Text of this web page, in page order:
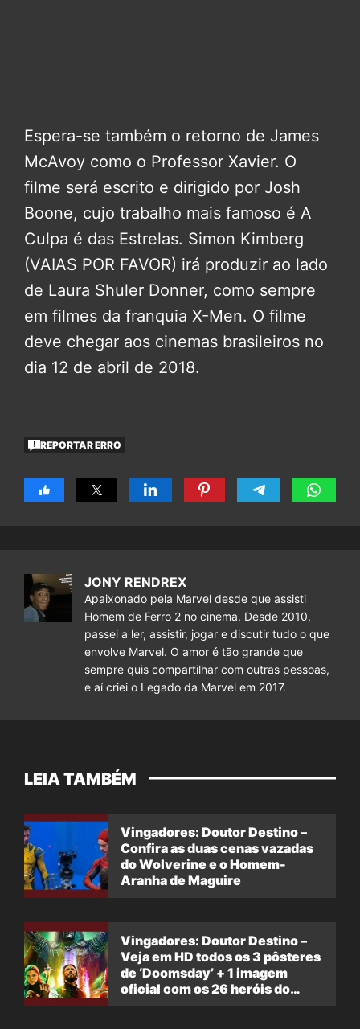
Espera-se também o retorno de James
McAvoy como o Professor Xavier. O
filme será escrito e dirigido por Josh
Boone, cujo trabalho mais famoso é A
Culpa é das Estrelas. Simon Kimberg
(VAIAS POR FAVOR) irá produzir ao lado
de Laura Shuler Donner, como sempre
em filmes da franquia X-Men. O filme
deve chegar aos cinemas brasileiros no
dia 12 de abril de 2018.
REPORTAR ERRO
JONY RENDREX
Apaixonado pela Marvel desde que assisti
Homem de Ferro 2 no cinema. Desde 2010,
passei a ler, assistir, jogar e discutir tudo o que
envolve Marvel. O amor é tão grande que
sempre quis compartilhar com outras pessoas,
e aí criei o Legado da Marvel em 2017.
LEIA TAMBÉM
Vingadores: Doutor Destino –
Confira as duas cenas vazadas
do Wolverine e o Homem-
Aranha de Maguire
Vingadores: Doutor Destino –
Veja em HD todos os 3 pôsteres
de ‘Doomsday’ + 1 imagem
oficial com os 26 heróis do